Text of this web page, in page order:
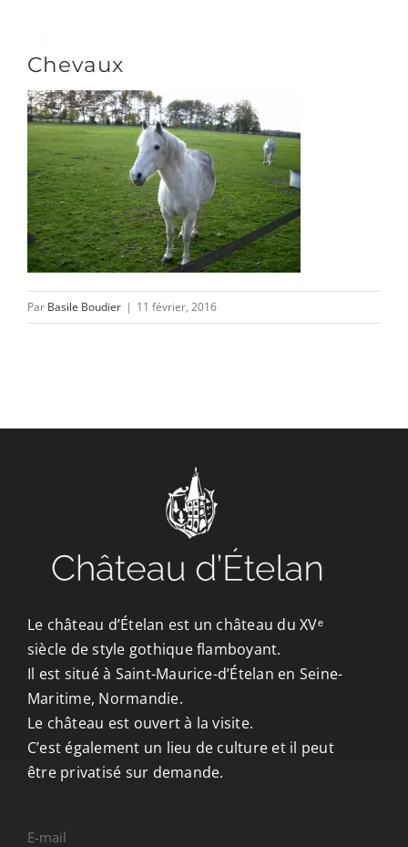
contenu
DÉCOUVRIR
VENIR
NOUS SUIVRE
Chevaux
Par Basile Boudier | 11 février, 2016
Le château d’Ételan est un château du XVᵉ
siècle de style gothique flamboyant.
Il est situé à Saint-Maurice-d’Ételan en Seine-
Maritime, Normandie.
Le château est ouvert à la visite.
C’est également un lieu de culture et il peut
être privatisé sur demande.
E-mail